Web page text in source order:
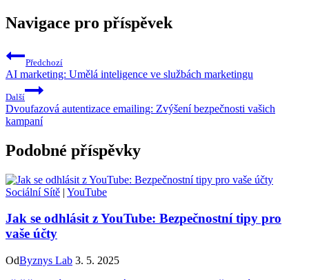
Navigace pro příspěvek
Předchozí
AI marketing: Umělá inteligence ve službách marketingu
Další
Dvoufazová autentizace emailing: Zvýšení bezpečnosti vašich
kampaní
Podobné příspěvky
Sociální Sítě | YouTube
Jak se odhlásit z YouTube: Bezpečnostní tipy pro
vaše účty
OdByznys Lab 3. 5. 2025